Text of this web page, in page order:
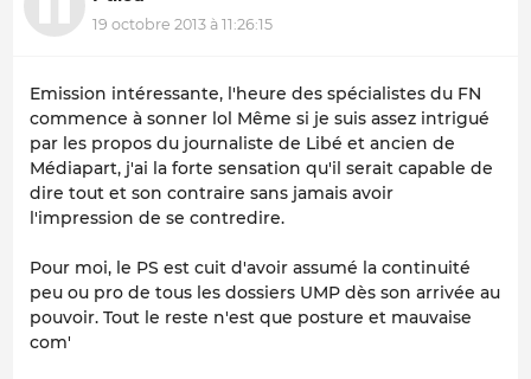
19 octobre 2013 à 11:26:15
Emission intéressante, l'heure des spécialistes du FN
commence à sonner lol Même si je suis assez intrigué
par les propos du journaliste de Libé et ancien de
Médiapart, j'ai la forte sensation qu'il serait capable de
dire tout et son contraire sans jamais avoir
l'impression de se contredire.
Pour moi, le PS est cuit d'avoir assumé la continuité
peu ou pro de tous les dossiers UMP dès son arrivée au
pouvoir. Tout le reste n'est que posture et mauvaise
com'